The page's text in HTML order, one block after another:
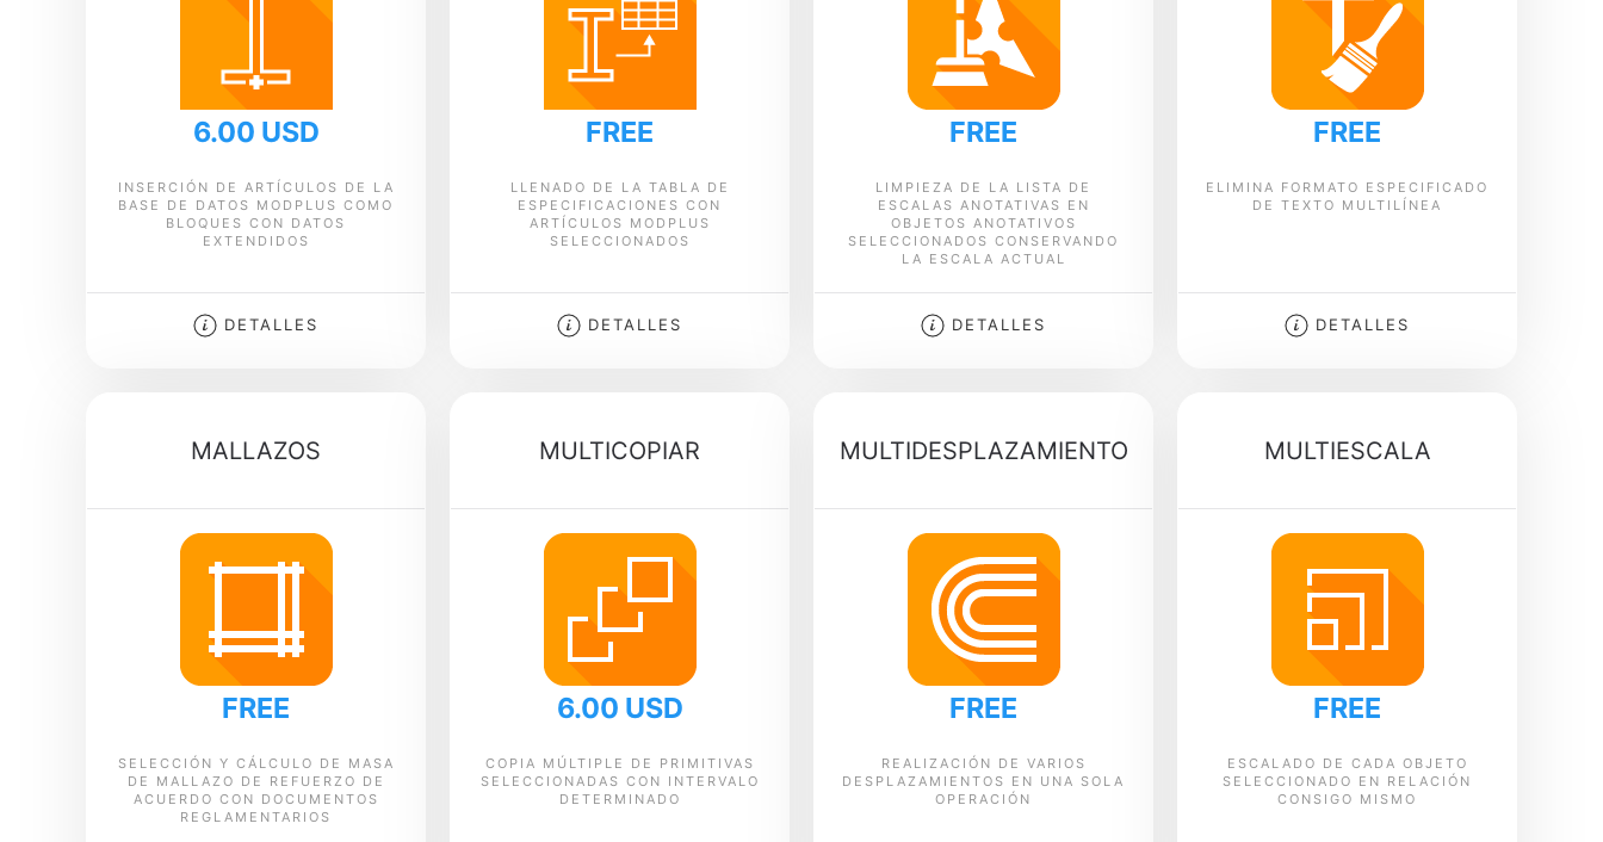
6.00 USD
INSERCIÓN DE ARTÍCULOS DE LA
BASE DE DATOS MODPLUS COMO
BLOQUES CON DATOS
EXTENDIDOS
DETALLES
FREE
LLENADO DE LA TABLA DE
ESPECIFICACIONES CON
ARTÍCULOS MODPLUS
SELECCIONADOS
DETALLES
FREE
LIMPIEZA DE LA LISTA DE
ESCALAS ANOTATIVAS EN
OBJETOS ANOTATIVOS
SELECCIONADOS CONSERVANDO
LA ESCALA ACTUAL
DETALLES
FREE
ELIMINA FORMATO ESPECIFICADO
DE TEXTO MULTILÍNEA
DETALLES
MALLAZOS
FREE
SELECCIÓN Y CÁLCULO DE MASA
DE MALLAZO DE REFUERZO DE
ACUERDO CON DOCUMENTOS
REGLAMENTARIOS
MULTICOPIAR
6.00 USD
COPIA MÚLTIPLE DE PRIMITIVAS
SELECCIONADAS CON INTERVALO
DETERMINADO
MULTIDESPLAZAMIENTO
FREE
REALIZACIÓN DE VARIOS
DESPLAZAMIENTOS EN UNA SOLA
OPERACIÓN
MULTIESCALA
FREE
ESCALADO DE CADA OBJETO
SELECCIONADO EN RELACIÓN
CONSIGO MISMO